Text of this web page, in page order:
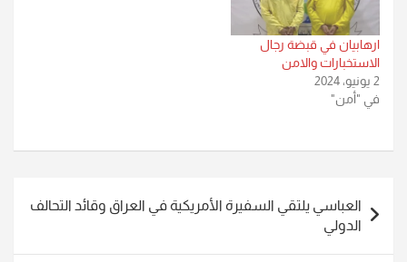
ارهابيان في قبضة رجال
الاستخبارات والامن
2 يونيو، 2024
في "أمن"
المقالات
العباسي يلتقي السفيرة الأمريكية في العراق وقائد التحالف
الدولي